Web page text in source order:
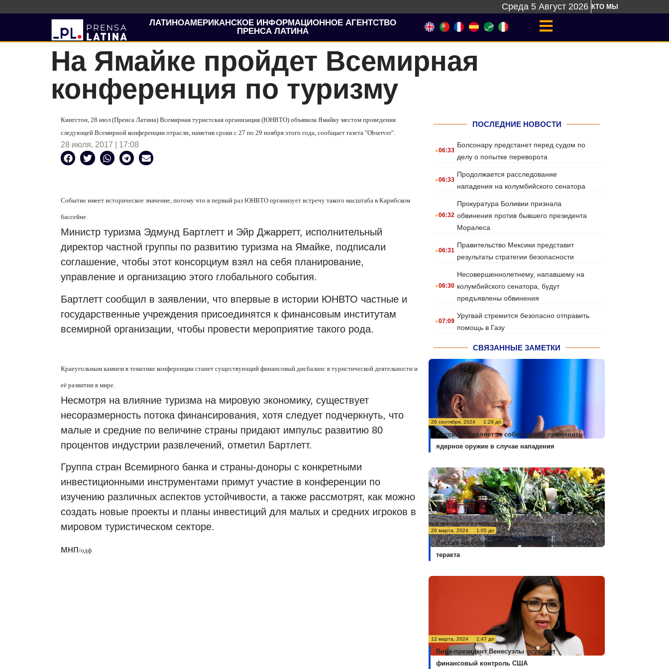
Среда 5 Август 2026 КТО МЫ
ЛАТИНОАМЕРИКАНСКОЕ ИНФОРМАЦИОННОЕ АГЕНТСТВО
ПРЕНСА ЛАТИНА
На Ямайке пройдет Всемирная
конференция по туризму
Кингстон, 28 июл (Пренса Латина) Всемирная туристская организация (ЮНВТО) объявила Ямайку местом проведения
следующей Всемирной конференции отрасли, наметив сроки с 27 по 29 ноября этого года, сообщает газета "Observer".
28 июля, 2017 | 17:08
Событие имеет историческое значение, потому что в первый раз ЮНВТО организует встречу такого масштаба в Карибском
бассейне.
Министр туризма Эдмунд Бартлетт и Эйр Джарретт, исполнительный
директор частной группы по развитию туризма на Ямайке, подписали
соглашение, чтобы этот консорциум взял на себя планирование,
управление и организацию этого глобального события.
Бартлетт сообщил в заявлении, что впервые в истории ЮНВТО частные и
государственные учреждения присоединятся к финансовым институтам
всемирной организации, чтобы провести мероприятие такого рода.
Краеугольным камнем в тематике конференции станет существующий финансовый дисбаланс в туристической деятельности и
её развитии в мире.
Несмотря на влияние туризма на мировую экономику, существует
несоразмерность потока финансирования, хотя следует подчеркнуть, что
малые и средние по величине страны придают импульс развитию 80
процентов индустрии развлечений, отметил Бартлетт.
Группа стран Всемирного банка и страны-доноры с конкретными
инвестиционными инструментами примут участие в конференции по
изучению различных аспектов устойчивости, а также рассмотрят, как можно
создать новые проекты и планы инвестиций для малых и средних игроков в
мировом туристическом секторе.
мнп/одф
ПОСЛЕДНИЕ НОВОСТИ
.06:33
Болсонару предстанет перед судом по
делу о попытке переворота
.06:33
Продолжается расследование
нападения на колумбийского сенатора
.06:32
Прокуратура Боливии признала
обвинения против бывшего президента
Моралеса
.06:31
Правительство Мексики представит
результаты стратегии безопасности
.06:30
Несовершеннолетнему, напавшему на
колумбийского сенатора, будут
предъявлены обвинения
.07:09
Уругвай стремится безопасно отправить
помощь в Газу
СВЯЗАННЫЕ ЗАМЕТКИ
26 сентября, 2024 1:29 дп
Россия оставляет за собой право применить
ядерное оружие в случае нападения
26 марта, 2024 1:05 дп
Россия не будет комментировать расследование
теракта
12 марта, 2024 1:47 дп
Вице-президент Венесуэлы осуждает
финансовый контроль США